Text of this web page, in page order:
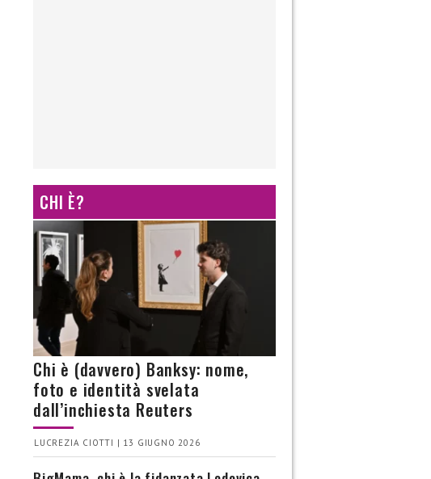
CHI È?
Chi è (davvero) Banksy: nome,
foto e identità svelata
dall’inchiesta Reuters
LUCREZIA CIOTTI | 13 GIUGNO 2026